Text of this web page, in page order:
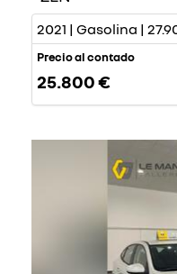
2021 | Gasolina |
Precio al contado
25.800 €